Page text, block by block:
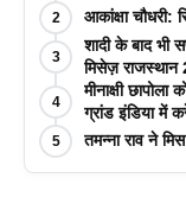
2 आकांक्षा चौधरी:
3
शादी के बाद भी
मिसेज़ राजस्थान
4
मीनाक्षी
ग्रांड इंडिया में
5 तमन्ना राव ने